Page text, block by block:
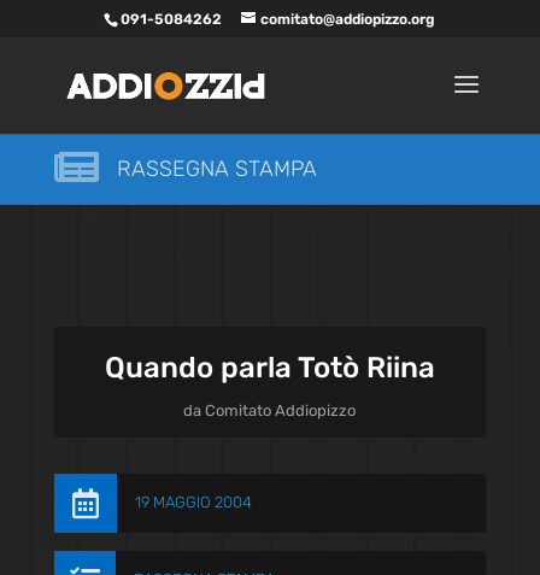
091-5084262 comitato@addiopizzo.org
 RASSEGNA STAMPA
Quando parla Totò Riina
daComitato Addiopizzo
 19 MAGGIO 2004